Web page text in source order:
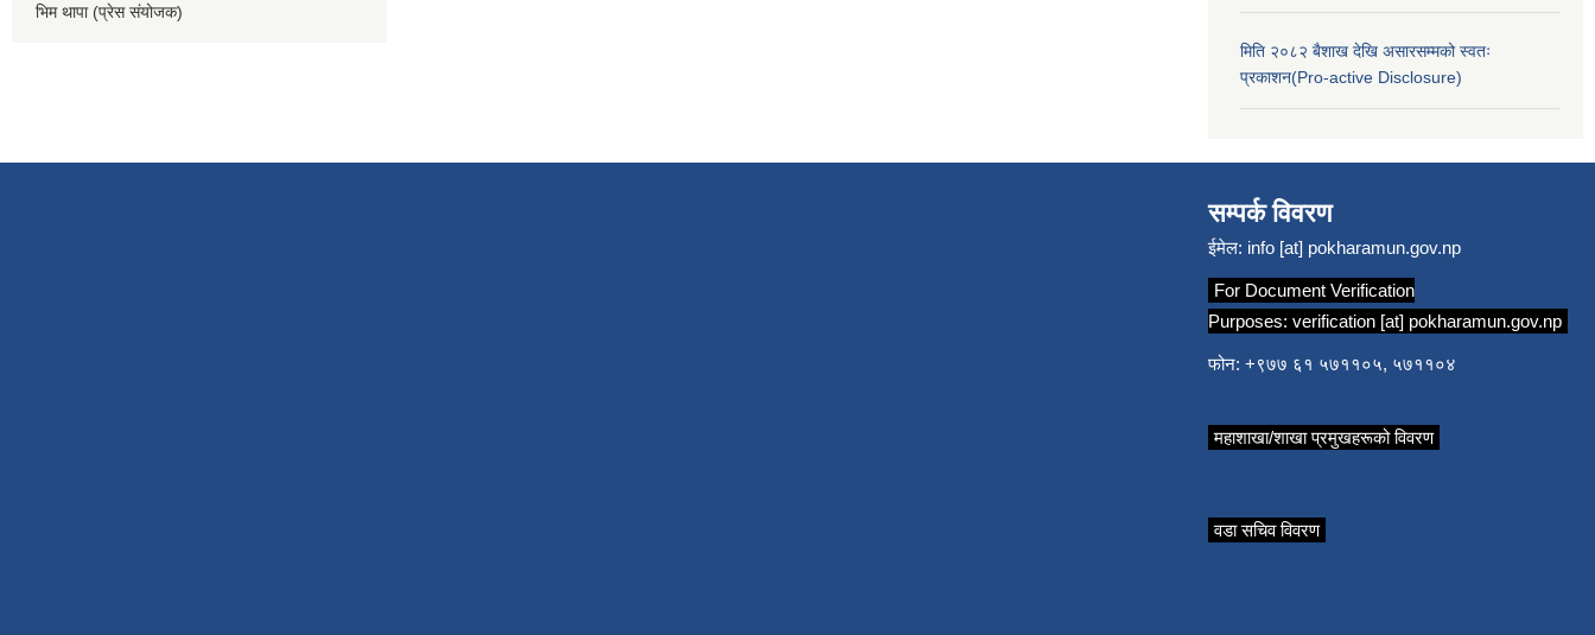
भिम थापा (प्रेस संयोजक)
मिति २०८२ बैशाख देखि असारसम्मको स्वतः
प्रकाशन(Pro-active Disclosure)
सम्पर्क विवरण
ईमेल: info [at] pokharamun.gov.np
For Document Verification
Purposes: verification [at] pokharamun.gov.np
फोन: +९७७ ६१ ५७११०५, ५७११०४
महाशाखा/शाखा प्रमुखहरूको विवरण
वडा सचिव विवरण